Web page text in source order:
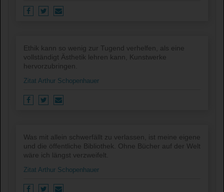
Ethik kann so wenig zur Tugend verhelfen, als eine
vollständigt Ästhetik lehren kann, Kunstwerke
hervorzubringen.
Zitat Arthur Schopenhauer
Was mit allein schwerfällt zu verlassen, ist meine eigene
und die öffentliche Bibliothek. Ohne Bücher auf der Welt
wäre ich längst verzweifelt.
Zitat Arthur Schopenhauer